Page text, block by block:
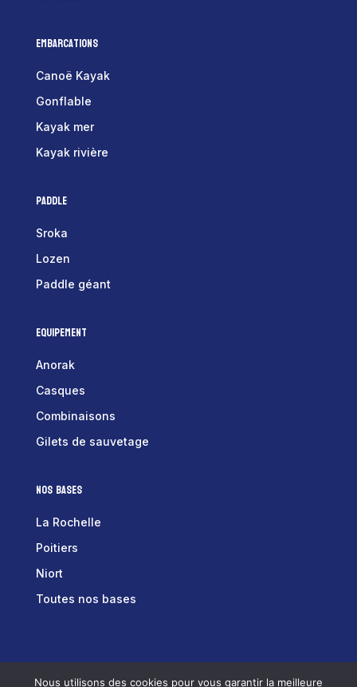
Embarcations
Canoë Kayak
Gonflable
Kayak mer
Kayak rivière
Paddle
Sroka
Lozen
Paddle géant
Equipement
Anorak
Casques
Combinaisons
Gilets de sauvetage
Nos bases
La Rochelle
Poitiers
Niort
Toutes nos bases
Nous utilisons des cookies pour vous garantir la meilleure